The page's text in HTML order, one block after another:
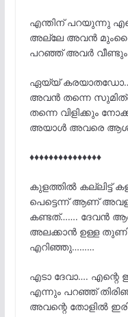
എന്തിന് പറയുന്നു
അല്ലേ അവൻ
പറഞ്ഞ് അവർ
ഏയ്യ്
അവൻ തന്നെ
തന്നെ വിളിക്കും
അയാൾ അവരെ
♦️♦️♦️♦️♦️♦️♦️♦️♦️♦️♦️♦️♦️♦️♦️
കുളത്തിൽ കല്ലിട്ട്
പെട്ടെന്ന് ആണ്
കണ്ടത്……. ദേവൻ
അലക്കാൻ ഉള്ള തുണി
എറിഞ്ഞു………
എടാ ദേവാ….
എന്നും പറഞ്ഞ്
അവന്റെ തോളിൽ